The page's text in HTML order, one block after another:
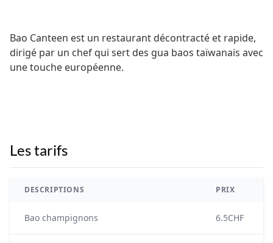
Bao Canteen est un restaurant décontracté et rapide,
dirigé par un chef qui sert des gua baos taïwanais avec
une touche européenne.
Les tarifs
DESCRIPTIONS PRIX
Bao champignons 6.5CHF